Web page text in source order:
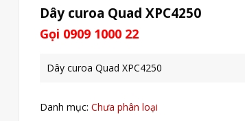
Dây curoa Quad XPC4250
Gọi 0909 1000 22
Dây curoa Quad XPC4250
Danh mục: Chưa phân loại